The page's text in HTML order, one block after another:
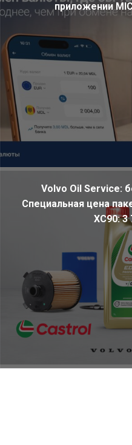
приложении
Volvo Oil Service:
Специальная цена
XC90: 3